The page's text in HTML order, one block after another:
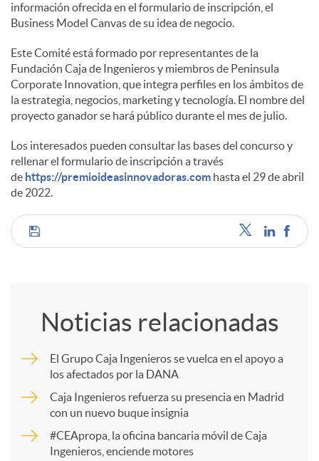
información ofrecida en el formulario de inscripción, el
Business Model Canvas de su idea de negocio.
Este Comité está formado por representantes de la
Fundación Caja de Ingenieros y miembros de Peninsula
Corporate Innovation, que integra perfiles en los ámbitos de
la estrategia, negocios, marketing y tecnología. El nombre del
proyecto ganador se hará público durante el mes de julio.
Los interesados pueden consultar las bases del concurso y
rellenar el formulario de inscripción a través
de https://premioideasinnovadoras.com hasta el 29 de abril
de 2022.
C
m
p
a
Noticias relacionadas
El Grupo Caja Ingenieros se vuelca en el apoyo a
los afectados por la DANA
Caja Ingenieros refuerza su presencia en Madrid
con un nuevo buque insignia
#CEApropa, la oficina bancaria móvil de Caja
Ingenieros, enciende motores